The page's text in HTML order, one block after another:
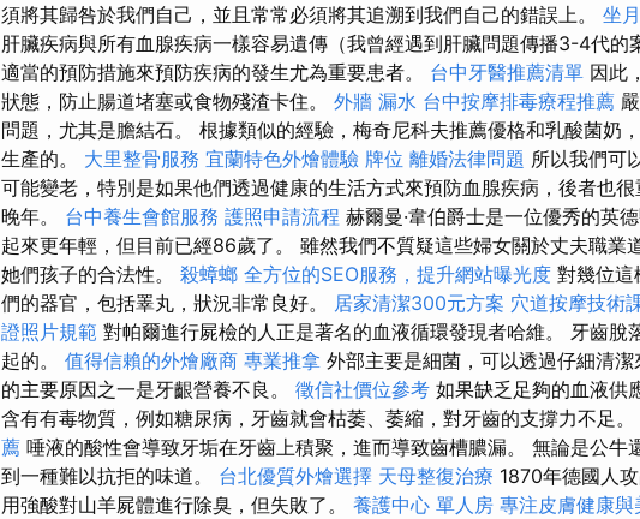
須將其歸咎於我們自己，並且常常必須將其追溯到我們自己的錯誤上。 坐
肝臟疾病與所有血腺疾病一樣容易遺傳（我曾經遇到肝臟問題傳播3-4代的
適當的預防措施來預防疾病的發生尤為重要患者。 台中牙醫推薦清單 因此
狀態，防止腸道堵塞或食物殘渣卡住。 外牆 漏水 台中按摩排毒療程推薦
問題，尤其是膽結石。 根據類似的經驗，梅奇尼科夫推薦優格和乳酸菌奶
生產的。 大里整骨服務 宜蘭特色外燴體驗 牌位 離婚法律問題 所以我們可
可能變老，特別是如果他們透過健康的生活方式來預防血腺疾病，後者也
晚年。 台中養生會館服務 護照申請流程 赫爾曼·韋伯爵士是一位優秀的英
起來更年輕，但目前已經86歲了。 雖然我們不質疑這些婦女關於丈夫職業
她們孩子的合法性。 殺蟑螂 全方位的SEO服務，提升網站曝光度 對幾位這
們的器官，包括睪丸，狀況非常良好。 居家清潔300元方案 穴道按摩技術
證照片規範 對帕爾進行屍檢的人正是著名的血液循環發現者哈維。 牙齒脫
起的。 值得信賴的外燴廠商 專業推拿 外部主要是細菌，可以透過仔細清潔
的主要原因之一是牙齦營養不良。 徵信社價位參考 如果缺乏足夠的血液供
含有有毒物質，例如糖尿病，牙齒就會枯萎、萎縮，對牙齒的支撐力不足。
薦 唾液的酸性會導致牙垢在牙齒上積聚，進而導致齒槽膿漏。 無論是公牛
到一種難以抗拒的味道。 台北優質外燴選擇 天母整復治療 1870年德國人
用強酸對山羊屍體進行除臭，但失敗了。 養護中心 單人房 專注皮膚健康